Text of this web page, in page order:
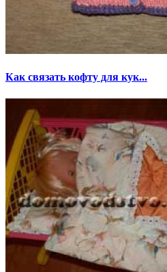
Как связать кофту для кук...